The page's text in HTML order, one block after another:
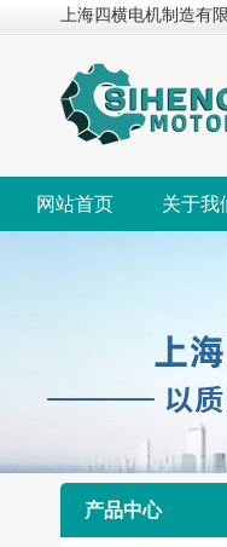
上海四横电机制造有
网站首页 关于我
产品中心